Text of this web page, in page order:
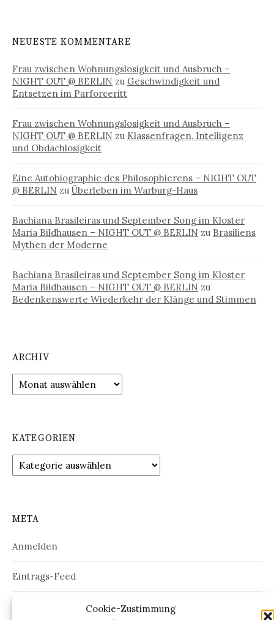
Cookie-Zustimmung
NEUESTE KOMMENTARE
Frau zwischen Wohnungslosigkeit und Ausbruch –
NIGHT OUT @ BERLIN zu Geschwindigkeit und
Entsetzen im Parforceritt
Frau zwischen Wohnungslosigkeit und Ausbruch –
NIGHT OUT @ BERLIN zu Klassenfragen, Intelligenz
und Obdachlosigkeit
Eine Autobiographie des Philosophierens – NIGHT OUT
@ BERLIN zu Überleben im Warburg-Haus
Bachiana Brasileiras und September Song im Kloster
Maria Bildhausen – NIGHT OUT @ BERLIN zu Brasiliens
Mythen der Moderne
Bachiana Brasileiras und September Song im Kloster
Maria Bildhausen – NIGHT OUT @ BERLIN zu
Bedenkenswerte Wiederkehr der Klänge und Stimmen
ARCHIV
Archiv
KATEGORIEN
Kategorien
META
Anmelden
Eintrags-Feed
Kommentar-Feed